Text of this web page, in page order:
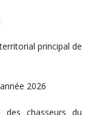
principal de
2026
des chasseurs du